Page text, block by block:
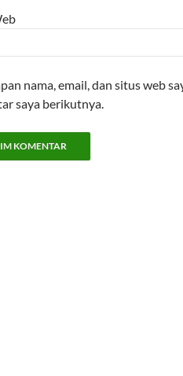
nama, email, dan situs web
saya berikutnya.